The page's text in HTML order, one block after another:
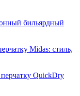
бильярдный
Midas: стиль,
QuickDry